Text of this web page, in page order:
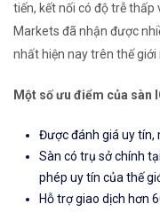
tiến, kết nối có độ trễ thấp
Markets đã nhận được
nhất hiện nay trên thế giới
Một số ưu điểm của sàn
Được đánh giá uy tín,
Sàn có trụ sở chính
phép uy tín của thế
Hỗ trợ giao dịch hơn